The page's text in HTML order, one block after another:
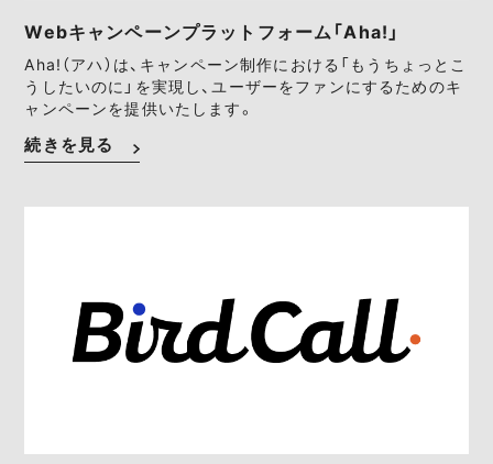
Webキャンペーンプラットフォーム「Aha!」
Aha!（アハ）は、キャンペーン制作における「もうちょっとこ
うしたいのに」を実現し、ユーザーをファンにするためのキ
ャンペーンを提供いたします。
続きを見る